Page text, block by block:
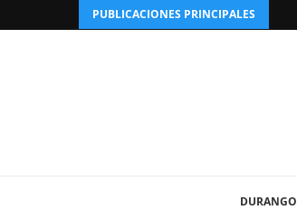
PUBLICACIONES PRINCIPALES
DURANGO